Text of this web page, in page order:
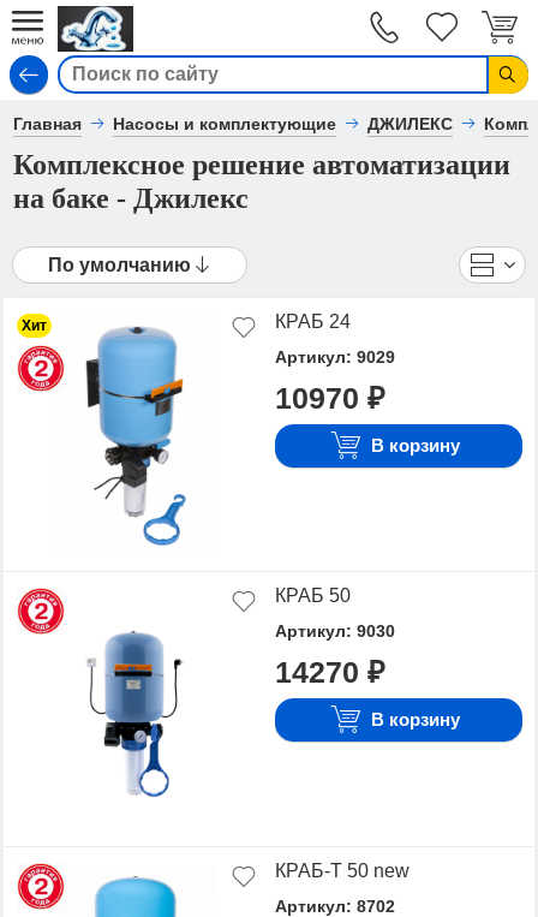
Главная Насосы и комплектующие ДЖИЛЕКС
Комплексное решение автоматизации
на баке - Джилекс
По умолчанию
Хит КРАБ 24
Артикул: 9029
10970 ₽
В корзину
КРАБ 50
Артикул: 9030
14270 ₽
В корзину
КРАБ-Т 50 new
Артикул: 8702